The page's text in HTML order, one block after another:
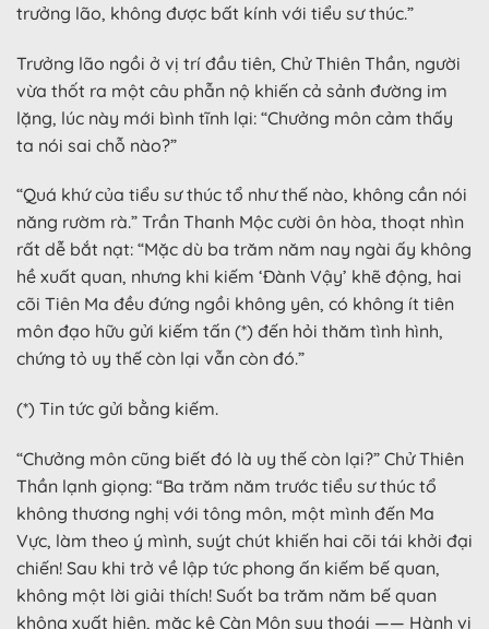
trưởng lão, không được bất kính với tiểu sư thúc.”
Trưởng lão ngồi ở vị trí đầu tiên, Chử Thiên Thần, người
vừa thốt ra một câu phẫn nộ khiến cả sảnh đường im
lặng, lúc này mới bình tĩnh lại: “Chưởng môn cảm thấy
ta nói sai chỗ nào?”
“Quá khứ của tiểu sư thúc tổ như thế nào, không cần nói
năng rườm rà.” Trần Thanh Mộc cười ôn hòa, thoạt nhìn
rất dễ bắt nạt: “Mặc dù ba trăm năm nay ngài ấy không
hề xuất quan, nhưng khi kiếm ‘Đành Vậy’ khẽ động, hai
cõi Tiên Ma đều đứng ngồi không yên, có không ít tiên
môn đạo hữu gửi kiếm tấn (*) đến hỏi thăm tình hình,
chứng tỏ uy thế còn lại vẫn còn đó.”
(*) Tin tức gửi bằng kiếm.
“Chưởng môn cũng biết đó là uy thế còn lại?” Chử Thiên
Thần lạnh giọng: “Ba trăm năm trước tiểu sư thúc tổ
không thương nghị với tông môn, một mình đến Ma
Vực, làm theo ý mình, suýt chút khiến hai cõi tái khởi đại
chiến! Sau khi trở về lập tức phong ấn kiếm bế quan,
không một lời giải thích! Suốt ba trăm năm bế quan
không xuất hiện, mặc kệ Càn Môn suy thoái —— Hành vi